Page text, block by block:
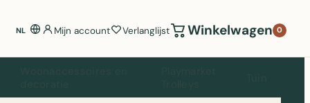
NL Mijn account Verlanglijst Winkelwagen 0